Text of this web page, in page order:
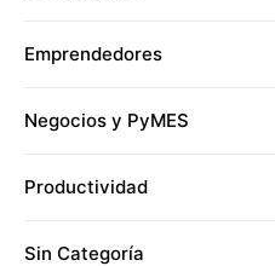
Emprendedores
Negocios y PyMES
Productividad
Sin Categoría